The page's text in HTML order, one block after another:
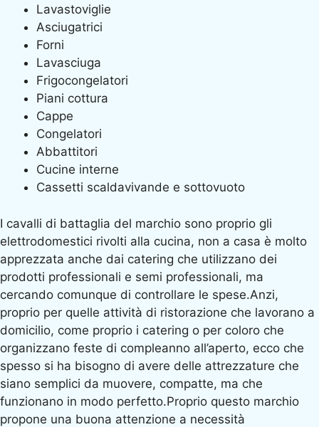
Lavastoviglie
Asciugatrici
Forni
Lavasciuga
Frigocongelatori
Piani cottura
Cappe
Congelatori
Abbattitori
Cucine interne
Cassetti scaldavivande e sottovuoto
I cavalli di battaglia del marchio sono proprio gli
elettrodomestici rivolti alla cucina, non a casa è molto
apprezzata anche dai catering che utilizzano dei
prodotti professionali e semi professionali, ma
cercando comunque di controllare le spese.Anzi,
proprio per quelle attività di ristorazione che lavorano a
domicilio, come proprio i catering o per coloro che
organizzano feste di compleanno all’aperto, ecco che
spesso si ha bisogno di avere delle attrezzature che
siano semplici da muovere, compatte, ma che
funzionano in modo perfetto.Proprio questo marchio
propone una buona attenzione a necessità